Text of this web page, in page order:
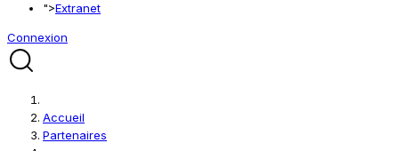
">Extranet
Connexion
Accueil
Partenaires